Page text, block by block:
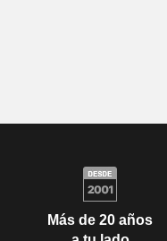
Más de 20 años